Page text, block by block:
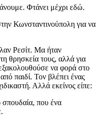
Φτάνει μέχρι εδώ.
Κωνσταντινούπολη για να
Ρεσίτ. Μα ήταν
θρησκεία τους, αλλά για
εξακολουθούσε να φορά στο
παιδί. Τον βλέπει ένας
Αλλά εκείνος είπε:
που ένα